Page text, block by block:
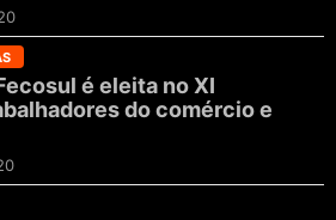
é eleita no XI
do comércio e